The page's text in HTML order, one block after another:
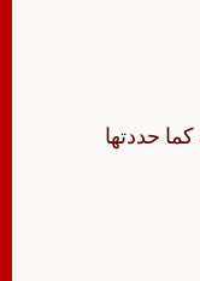
كما حددتها